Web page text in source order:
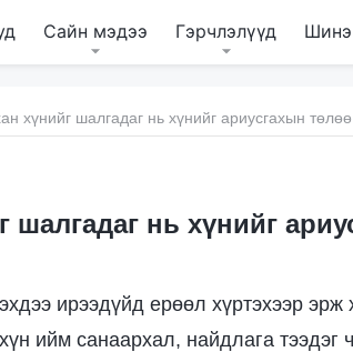
Сайн мэдээ Гэрчлэлүүд
хүнийг шалгадаг нь хүнийг ариусгахын
шалгадаг нь хүнийг
ирээдүйд ерөөл хүртэхээр эрж
ийм санаархал, найдлага тээдэг